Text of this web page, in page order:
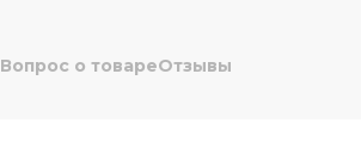
Вопрос о товареОтзывы